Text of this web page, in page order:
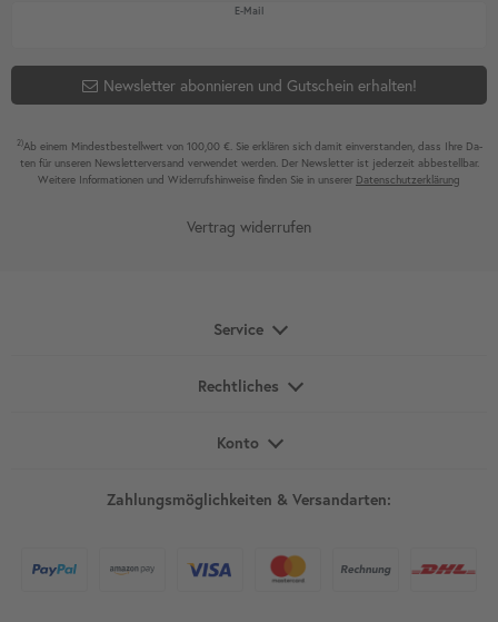
E-MailNewsletter Honig
Newsletter abonnieren und Gutschein erhalten!
2)Ab einem Mindest­bestell­wert von 100,00 €. Sie erklären sich damit ein­ver­standen, dass Ihre Da­
ten für unseren News­letter­versand ver­wen­det werden. Der News­letter ist jeder­zeit ab­bestel­lbar.
Weitere Infor­mationen und Wider­rufshin­weise finden Sie in unserer Daten­schutz­erklärung
Vertrag widerrufen
Service
Rechtliches
Konto
Zahlungsmöglichkeiten & Versandarten: